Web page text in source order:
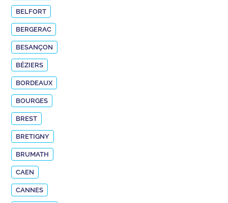
BELFORT
BERGERAC
BESANÇON
BÉZIERS
BORDEAUX
BOURGES
BREST
BRETIGNY
BRUMATH
CAEN
CANNES